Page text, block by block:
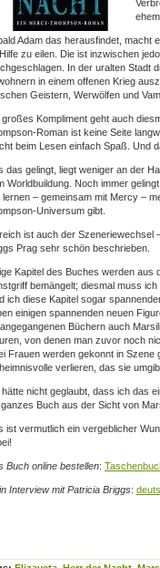
Adam das herausfindet, macht
zu eilen. Die ist inzwischen
In der uralten Stadt
in einem offenen Krieg
Geistern, Werwölfen und
großes Kompliment geht auch
Roman ist keine Seite
beim Lesen einfach Spaß. Und
das gelingt, liegt weniger an der
Worldbuildung. Noch immer
lernen – gemeinsam mit Mercy –
Universum gibt.
ist auch der Szeneriewechsel
Prag sehr schön beschrieben.
Kapitel des Buches werden aus
bemängelt; diesmal muss
ich diese Kapitel sogar
einigen spannenden neuen
Büchern auch
von denen man zuvor noch
Frauen werden gekonnt in Szene
verlieren, das sie
hätte nicht geglaubt, dass ich das
Buch aus der Sicht von
ist vermutlich ein vergeblicher
Buch online bestellen:
Interview mit Patricia Briggs: